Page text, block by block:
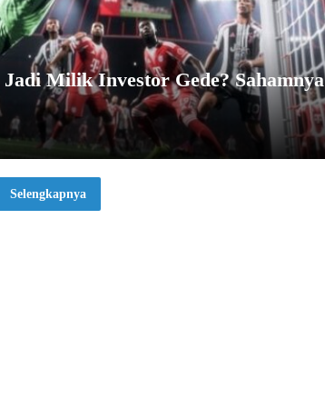
Milik Investor Gede? Sahamnya
Selengkapnya